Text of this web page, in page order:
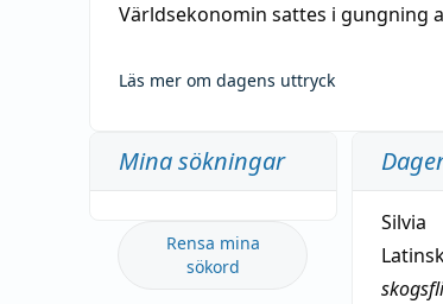
Världsekonomin sattes i gungning
Läs mer om dagens uttryck
Mina sökningar
Rensa mina
sökord
Silvia